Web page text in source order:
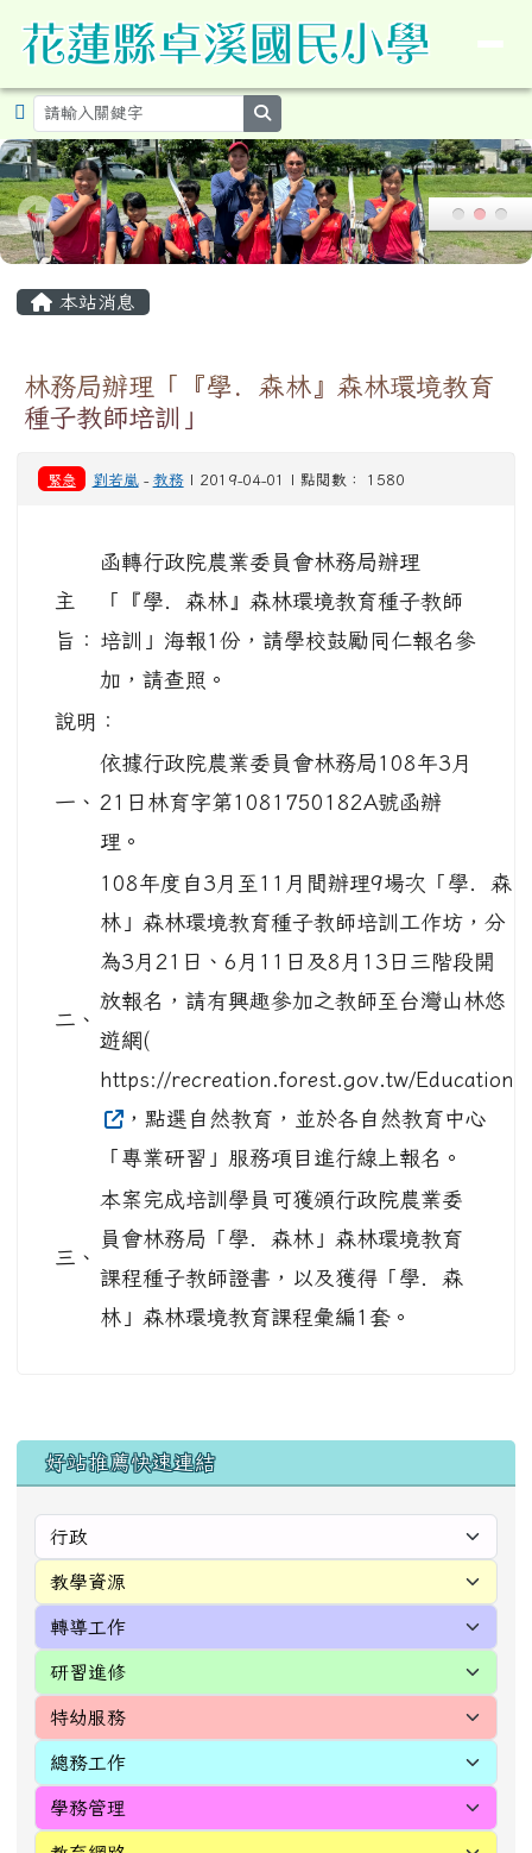
花蓮縣卓溪鄉卓溪國民小學暨附設
導覽列
本站消息
林務局辦理「『學．森林』森林環境教育
種子教師培訓」
緊急 劉若嵐- 教務| 2019-04-01 | 點閱數： 1580
主
旨：
函轉行政院農業委員會林務局辦理
「『學．森林』森林環境教育種子教師
培訓」海報1份，請學校鼓勵同仁報名參
加，請查照。
說明：
一、
依據行政院農業委員會林務局108年3月
21日林育字第1081750182A號函辦
理。
二、
108年度自3月至11月間辦理9場次「學．森
林」森林環境教育種子教師培訓工作坊，分
為3月21日、6月11日及8月13日三階段開
放報名，請有興趣參加之教師至台灣山林悠
遊網(
https://recreation.forest.gov.tw/Education
，點選自然教育，並於各自然教育中心
「專業研習」服務項目進行線上報名。
三、
本案完成培訓學員可獲頒行政院農業委
員會林務局「學．森林」森林環境教育
課程種子教師證書，以及獲得「學．森
林」森林環境教育課程彙編1套。
左邊區域內容
好站推薦快速連結